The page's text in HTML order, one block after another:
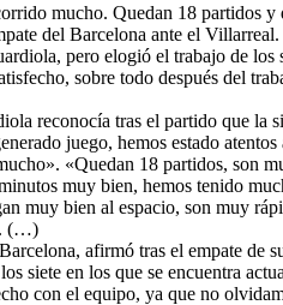
mucho. Quedan 18 partidos
del Barcelona ante el
pero elogió el trabajo de
sobre todo después del
reconocía tras el partido que la
juego, hemos estado
«Quedan 18 partidos, son
muy bien, hemos tenido
bien al espacio, son muy
(…)
afirmó tras el empate de
en los que se encuentra
con el equipo, ya que no